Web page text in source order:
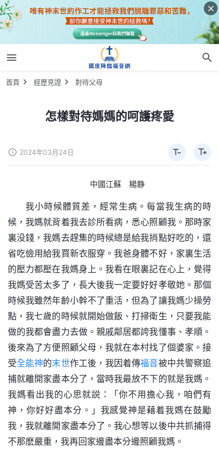
首頁 經歷見證 對待父母
怎樣對待媽媽的呵護疼愛
2024年03月24日
中國江蘇 楊静
我小時候體質差，經常生病。每當我生病的時
候，我媽就背着我去診所看病，悉心照顧我。那時家
裏没錢，我媽去趕集的時候總是給我捎點好吃的，還
省吃儉用給我買新衣服穿。我爸身體不好，家裏生活
的壓力都壓在我媽身上。我看在眼裏記在心上，覺得
我媽受苦太多了，長大後我一定要好好孝敬她。那個
時候我雖然年齡小幹不了重活，但為了讓我媽少操勞
點，我七歲的時候就開始做飯、打掃衛生，只要我能
做的我都會盡力去做。親戚鄰居都誇我懂事、孝順。
後來為了方便照顧父母，我就在本村找了個婆家。接
受全能神的末世作工後，我因着傳福音被中共警察追
捕就離開家盡本分了，當時我最放不下的就是我媽。
我媽看出我的心思就説：「你不用擔心我，咱們有
神，你好好盡本分。」我感覺神是藉着我媽在鼓勵
我，我就離開家盡本分了。我心想等以後中共抓捕得
不那麽嚴重，我再回家邊盡本分邊照顧我媽。